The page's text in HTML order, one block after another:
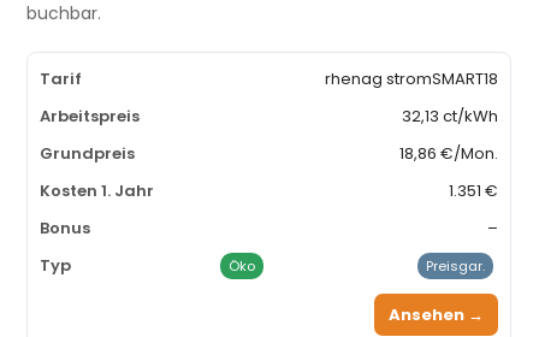
buchbar.
rhenag stromSMART18
32,13 ct/kWh
18,86 €/Mon.
1.351 €
–
Öko Preisgar.
Ansehen →